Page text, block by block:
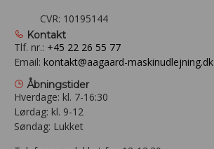
CVR: 10195144
Kontakt
Tlf. nr.: +45 22 26 55 77
Email: kontakt@aagaard-maskinudlejning.dk
Åbningstider
Hverdage: kl. 7-16:30
Lørdag: kl. 9-12
Søndag: Lukket